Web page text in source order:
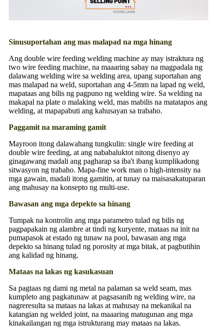
Sinusuportahan ang mas malapad na mga hinang
Ang double wire feeding welding machine ay may istraktura ng
two wire feeding machine, na maaaring sabay na magpadala ng
dalawang welding wire sa welding area, upang suportahan ang
mas malapad na weld, suportahan ang 4-5mm na lapad ng weld,
mapataas ang bilis ng pagpuno ng welding wire. Sa welding na
makapal na plate o malaking weld, mas mabilis na matatapos ang
welding, at mapapabuti ang kahusayan sa trabaho.
Paggamit na maraming gamit
Mayroon itong dalawahang tungkulin: single wire feeding at
double wire feeding, at ang nababaluktot nitong disenyo ay
ginagawang madali ang pagharap sa iba't ibang kumplikadong
sitwasyon ng trabaho. Mapa-fine work man o high-intensity na
mga gawain, madali itong gamitin, at tunay na maisasakatuparan
ang mahusay na konsepto ng multi-use.
Bawasan ang mga depekto sa hinang
Tumpak na kontrolin ang mga parametro tulad ng bilis ng
pagpapakain ng alambre at tindi ng kuryente, mataas na init na
pumapasok at estado ng tunaw na pool, bawasan ang mga
depekto sa hinang tulad ng porosity at mga bitak, at pagbutihin
ang kalidad ng hinang.
Mataas na lakas ng kasukasuan
Sa pagtaas ng dami ng metal na palaman sa weld seam, mas
kumpleto ang pagkatunaw at pagsasanib ng welding wire, na
nagreresulta sa mataas na lakas at mahusay na mekanikal na
katangian ng welded joint, na maaaring matugunan ang mga
kinakailangan ng mga istrukturang may mataas na lakas.